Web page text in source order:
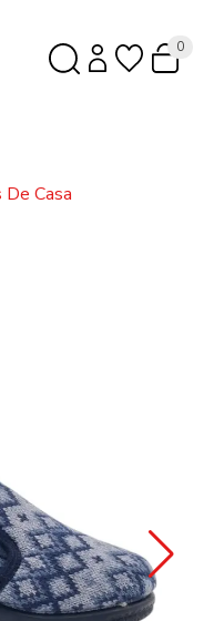
0
Casa